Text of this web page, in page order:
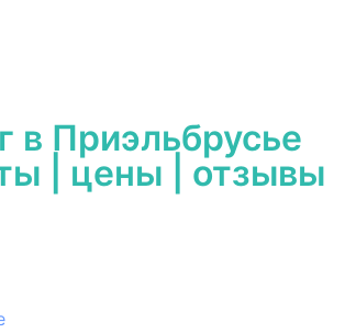
в Приэльбрусье
| цены | отзывы